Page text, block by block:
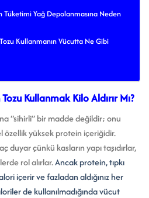
Tüketimi Yağ Depolanmasına Neden
Kullanmanın Vücutta Ne Gibi
Kullanmak Kilo Aldırır Mı?
“sihirli” bir madde değildir; onu
özellik yüksek protein içeriğidir.
çünkü kasların yapı taşıdırlar,
rol alırlar.Ancak protein, tıpkı
içerir ve fazladan aldığınız her
de kullanılmadığında vücut